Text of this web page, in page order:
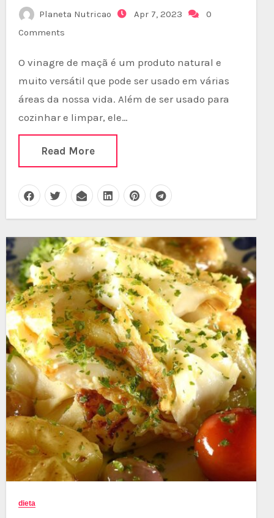
Planeta Nutricao Apr 7, 2023
0
Comments
O vinagre de maçã é um produto natural e
muito versátil que pode ser usado em várias
áreas da nossa vida. Além de ser usado para
cozinhar e limpar, ele…
Read More
dieta